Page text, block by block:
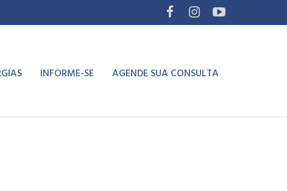
INFORME-SE AGENDE SUA CONSULTA